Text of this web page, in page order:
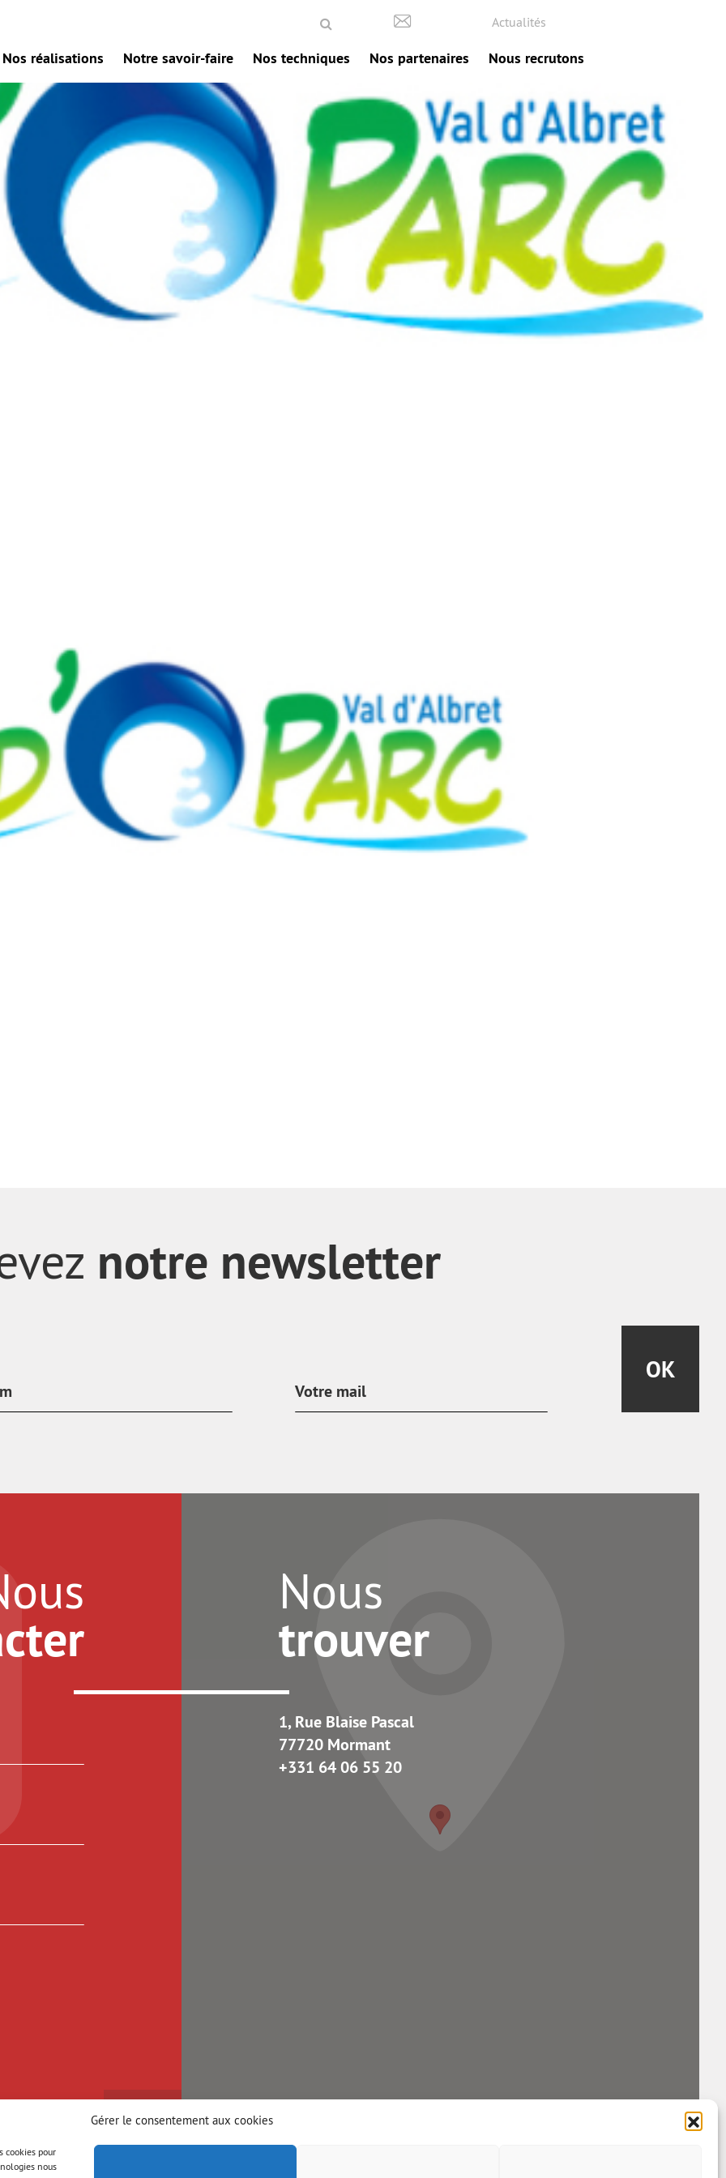
Gérer le consentement aux cookies
cookies pour
nous
Actualités
Nos réalisations Notre savoir-faire Nos techniques Nos partenaires Nous recrutons
notre newsletter
OK
Nous
trouver
1, Rue Blaise Pascal
77720 Mormant
+331 64 06 55 20